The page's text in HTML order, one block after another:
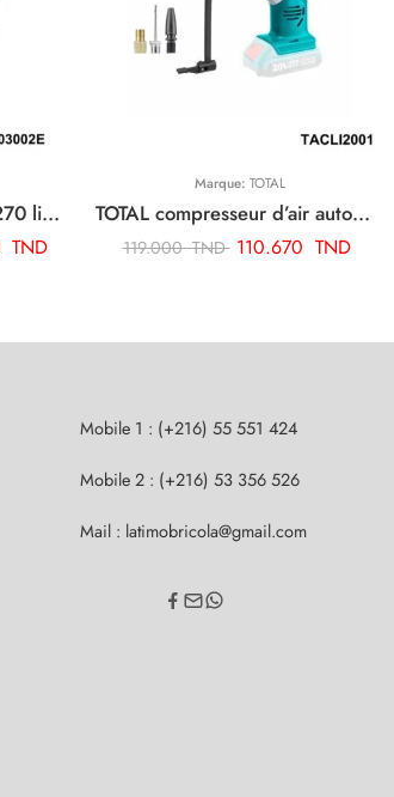
TOTAL compresseur d’air 270 litre TC1403002E
TND
Marque: TOTAL
TOTAL compresseur d’air automatique sans fil TACLI2001
119.000TND 110.670 TND
Mobile 1 : (+216) 55 551 424
Mobile 2 : (+216) 53 356 526
Mail : latimobricola@gmail.com